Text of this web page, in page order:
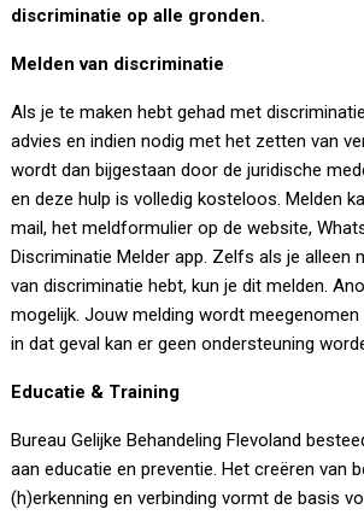
discriminatie op alle gronden.
Melden van discriminatie
Als je te maken hebt gehad met
advies en indien nodig met het zetten van
wordt dan bijgestaan door de juridische
en deze hulp is volledig kosteloos. Melden
mail, het meldformulier op de website,
Discriminatie Melder app. Zelfs als je alleen
van discriminatie hebt, kun je dit melden.
mogelijk. Jouw melding wordt
in dat geval kan er geen ondersteuning
Educatie & Training
Bureau Gelijke Behandeling Flevoland
aan educatie en preventie. Het creëren van
(h)erkenning en verbinding vormt de basis